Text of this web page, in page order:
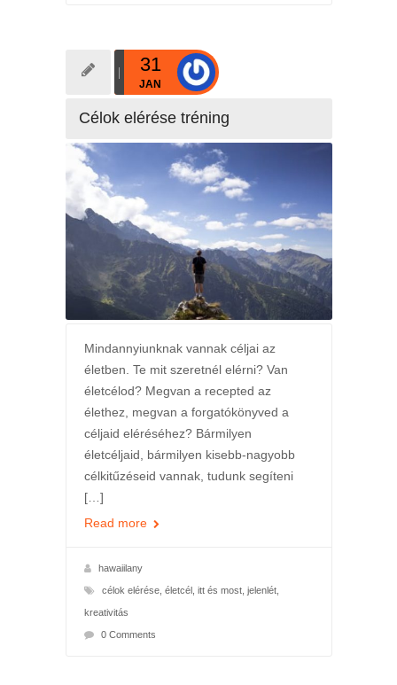
31
JAN
Célok elérése tréning
Mindannyiunknak vannak céljai az
életben. Te mit szeretnél elérni? Van
életcélod? Megvan a recepted az
élethez, megvan a forgatókönyved a
céljaid eléréséhez? Bármilyen
életcéljaid, bármilyen kisebb-nagyobb
célkitűzéseid vannak, tudunk segíteni
[…]
Read more
hawaiilany
célok elérése, életcél , itt és most, jelenlét,
kreativitás
0 Comments